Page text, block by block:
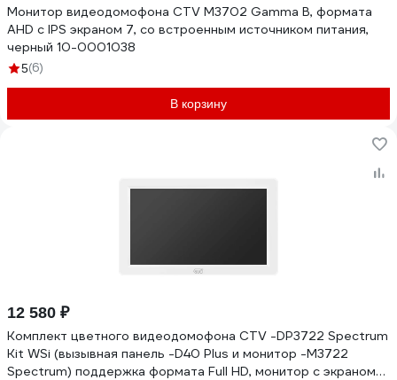
Монитор видеодомофона CTV M3702 Gamma B, формата
AHD с IPS экраном 7, со встроенным источником питания,
черный 10-0001038
5(6)
В корзину
12 580 ₽
Комплект цветного видеодомофона CTV -DP3722 Spectrum
Kit WSi (вызывная панель -D40 Plus и монитор -M3722
Spectrum) поддержка формата Full HD, монитор с экраном